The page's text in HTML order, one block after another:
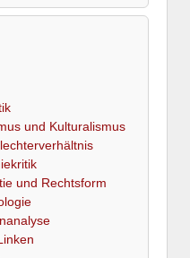
und Kulturalismus
und Rechtsform